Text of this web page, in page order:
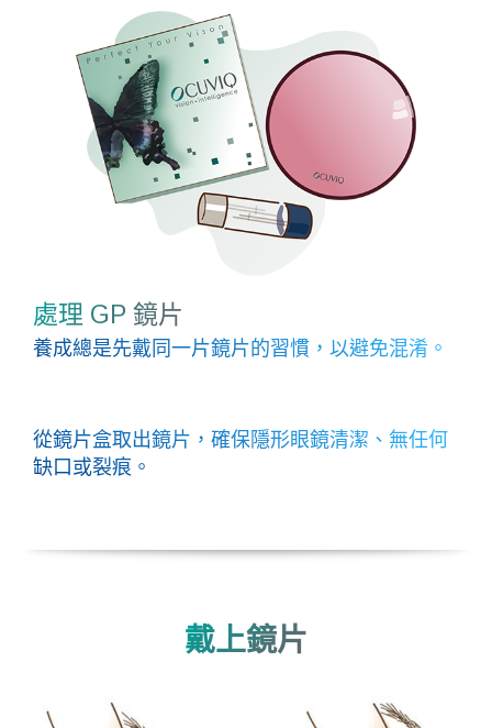
處理 GP 鏡片
養成總是先戴同一片鏡片的習慣，以避免混淆。
從鏡片盒取出鏡片，確保隱形眼鏡清潔、無任何
缺口或裂痕。
戴上鏡片